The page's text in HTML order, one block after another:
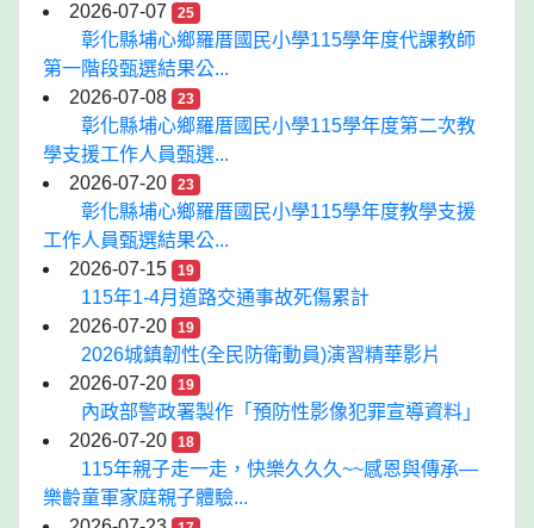
2026-07-07
25
彰化縣埔心鄉羅厝國民小學115學年度代課教師
第一階段甄選結果公...
2026-07-08
23
彰化縣埔心鄉羅厝國民小學115學年度第二次教
學支援工作人員甄選...
2026-07-20
23
彰化縣埔心鄉羅厝國民小學115學年度教學支援
工作人員甄選結果公...
2026-07-15
19
115年1-4月道路交通事故死傷累計
2026-07-20
19
2026城鎮韌性(全民防衛動員)演習精華影片
2026-07-20
19
內政部警政署製作「預防性影像犯罪宣導資料」
2026-07-20
18
115年親子走一走，快樂久久久~~感恩與傳承—
樂齡童軍家庭親子體驗...